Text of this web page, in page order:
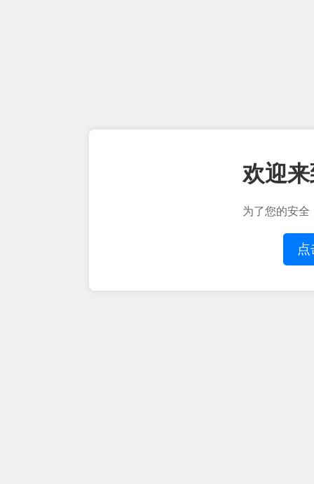
欢迎
为了您的安全